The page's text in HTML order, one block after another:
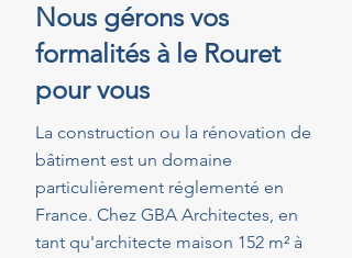
Nous gérons vos
formalités à le Rouret
pour vous
La construction ou la rénovation de
bâtiment est un domaine
particulièrement réglementé en
France. Chez GBA Architectes, en
tant qu'architecte maison 152 m² à